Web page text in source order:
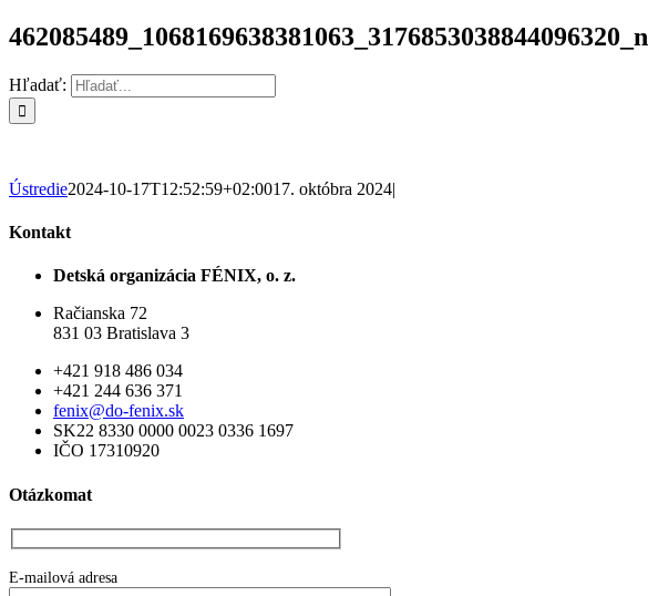
462085489_1068169638381063_3176853038844096320_n
Hľadať:
Ústredie2024-10-17T12:52:59+02:0017. októbra 2024|
Kontakt
Detská organizácia FÉNIX, o. z.
Račianska 72
831 03 Bratislava 3
+421 918 486 034
+421 244 636 371
fenix@do-fenix.sk
SK22 8330 0000 0023 0336 1697
IČO 17310920
Otázkomat
E-mailová adresa